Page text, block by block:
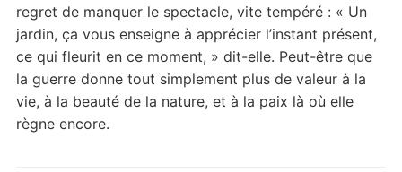
regret de manquer le spectacle, vite tempéré : « Un
jardin, ça vous enseigne à apprécier l’instant présent,
ce qui fleurit en ce moment, » dit-elle. Peut-être que
la guerre donne tout simplement plus de valeur à la
vie, à la beauté de la nature, et à la paix là où elle
règne encore.